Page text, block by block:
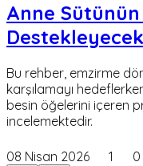
Anne
Bu rehber, emzirme
karşılamayı
besin öğelerini içeren
incelemektedir.
08 Nisan 2026 1 0